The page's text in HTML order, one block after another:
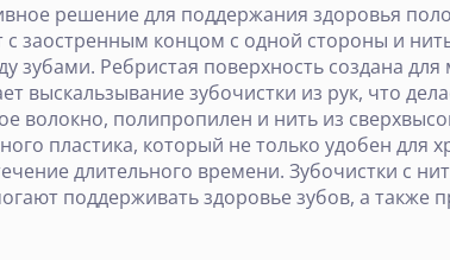
решение для поддержания здоровья
заостренным концом с одной стороны и
зубами. Ребристая поверхность создана
выскальзывание зубочистки из рук, что
волокно, полипропилен и нить из
пластика, который не только удобен для
длительного времени. Зубочистки с
поддерживать здоровье зубов, а также